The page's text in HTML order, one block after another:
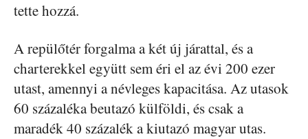
tette hozzá.
A repülőtér forgalma a két új járattal, és a
charterekkel együtt sem éri el az évi 200 ezer
utast, amennyi a névleges kapacitása. Az utasok
60 százaléka beutazó külföldi, és csak a
maradék 40 százalék a kiutazó magyar utas.